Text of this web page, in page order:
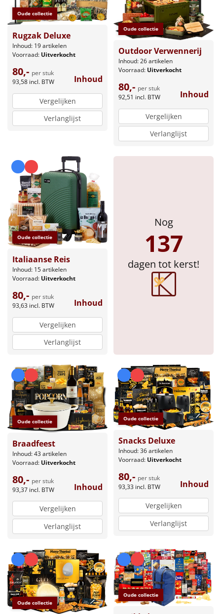
Oude collectie
Rugzak Deluxe
Inhoud: 19 artikelen
Voorraad: Uitverkocht
80,- per stuk
93,58 incl. BTW Inhoud
Vergelijken
Verlanglijst
Oude collectie
Outdoor Verwennerij
Inhoud: 26 artikelen
Voorraad: Uitverkocht
80,- per stuk
92,51 incl. BTW Inhoud
Vergelijken
Verlanglijst
Oude collectie
Italiaanse Reis
Inhoud: 15 artikelen
Voorraad: Uitverkocht
80,- per stuk
93,63 incl. BTW Inhoud
Vergelijken
Verlanglijst
Nog
137
dagen tot kerst!
Oude collectie
Braadfeest
Inhoud: 43 artikelen
Voorraad: Uitverkocht
80,- per stuk
93,37 incl. BTW Inhoud
Vergelijken
Verlanglijst
Oude collectie
Snacks Deluxe
Inhoud: 36 artikelen
Voorraad: Uitverkocht
80,- per stuk
93,33 incl. BTW Inhoud
Vergelijken
Verlanglijst
Oude collectie
Oude collectie